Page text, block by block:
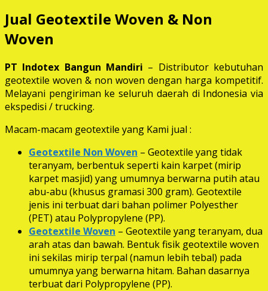
Jual Geotextile Woven & Non
Woven
PT Indotex Bangun Mandiri – Distributor kebutuhan
geotextile woven & non woven dengan harga kompetitif.
Melayani pengiriman ke seluruh daerah di Indonesia via
ekspedisi / trucking.
Macam-macam geotextile yang Kami jual :
Geotextile Non Woven – Geotextile yang tidak
teranyam, berbentuk seperti kain karpet (mirip
karpet masjid) yang umumnya berwarna putih atau
abu-abu (khusus gramasi 300 gram). Geotextile
jenis ini terbuat dari bahan polimer Polyesther
(PET) atau Polypropylene (PP).
Geotextile Woven – Geotextile yang teranyam, dua
arah atas dan bawah. Bentuk fisik geotextile woven
ini sekilas mirip terpal (namun lebih tebal) pada
umumnya yang berwarna hitam. Bahan dasarnya
terbuat dari Polypropylene (PP).